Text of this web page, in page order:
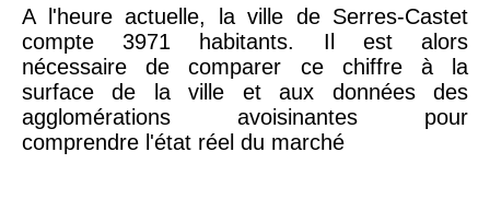
A l'heure actuelle, la ville de Serres-Castet
compte 3971 habitants. Il est alors
nécessaire de comparer ce chiffre à la
surface de la ville et aux données des
agglomérations avoisinantes pour
comprendre l'état réel du marché